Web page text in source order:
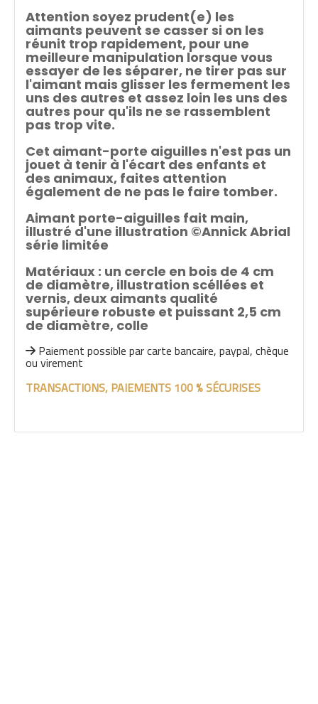
Attention soyez prudent(e) les
aimants peuvent se casser si on les
réunit trop rapidement, pour une
meilleure manipulation lorsque vous
essayer de les séparer, ne tirer pas sur
l'aimant mais glisser les fermement les
uns des autres et assez loin les uns des
autres pour qu'ils ne se rassemblent
pas trop vite.
Cet aimant-porte aiguilles n'est pas un
jouet à tenir à l'écart des enfants et
des animaux, faites attention
également de ne pas le faire tomber.
Aimant porte-aiguilles fait main,
illustré d'une illustration ©Annick Abrial
série limitée
Matériaux : un cercle en bois de 4 cm
de diamètre, illustration scéllées et
vernis, deux aimants qualité
supérieure robuste et puissant 2,5 cm
de diamètre, colle
 Paiement possible par carte bancaire, paypal, chèque
ou virement
TRANSACTIONS, PAIEMENTS 100 % SÉCURISES